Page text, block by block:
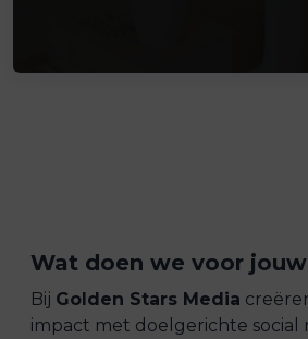
Wat doen we voor
Bij Golden Stars Media
impact met doelgerichte social